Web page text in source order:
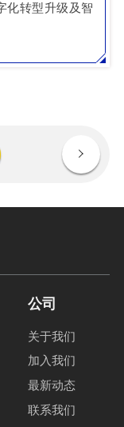
化转型升级及智
公司
关于我们
加入我们
最新动态
联系我们